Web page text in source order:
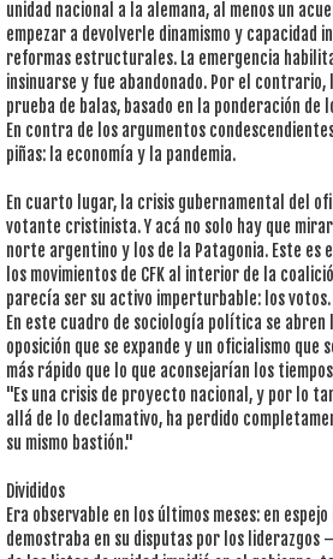
unidad nacional a la alemana, al menos un
empezar a devolverle dinamismo y capacidad
reformas estructurales. La emergencia
insinuarse y fue abandonado. Por el contrario,
prueba de balas, basado en la ponderación
En contra de los argumentos
piñas: la economía y la pandemia.
En cuarto lugar, la crisis gubernamental del
votante cristinista. Y acá no solo hay que
norte argentino y los de la Patagonia. Este es
los movimientos de CFK al interior de la
parecía ser su activo imperturbable: los votos.
En este cuadro de sociología política se
oposición que se expande y un oficialismo
más rápido que lo que aconsejarían los
"Es una crisis de proyecto nacional, y por lo
allá de lo declamativo, ha perdido
su mismo bastión."
Divididos
Era observable en los últimos meses: en
demostraba en su disputas por los liderazgos